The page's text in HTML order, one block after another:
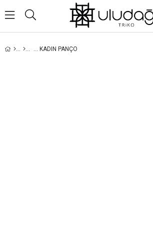
İNDIGO KABARTMALI GÜL DESENLI KAPÜŞONLU KADIN PANÇO